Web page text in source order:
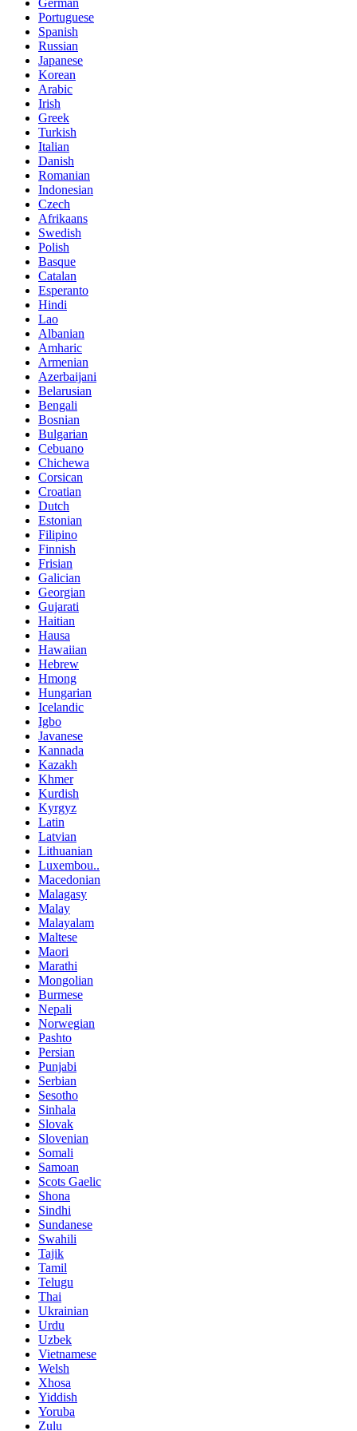
German
Portuguese
Spanish
Russian
Japanese
Korean
Arabic
Irish
Greek
Turkish
Italian
Danish
Romanian
Indonesian
Czech
Afrikaans
Swedish
Polish
Basque
Catalan
Esperanto
Hindi
Lao
Albanian
Amharic
Armenian
Azerbaijani
Belarusian
Bengali
Bosnian
Bulgarian
Cebuano
Chichewa
Corsican
Croatian
Dutch
Estonian
Filipino
Finnish
Frisian
Galician
Georgian
Gujarati
Haitian
Hausa
Hawaiian
Hebrew
Hmong
Hungarian
Icelandic
Igbo
Javanese
Kannada
Kazakh
Khmer
Kurdish
Kyrgyz
Latin
Latvian
Lithuanian
Luxembou..
Macedonian
Malagasy
Malay
Malayalam
Maltese
Maori
Marathi
Mongolian
Burmese
Nepali
Norwegian
Pashto
Persian
Punjabi
Serbian
Sesotho
Sinhala
Slovak
Slovenian
Somali
Samoan
Scots Gaelic
Shona
Sindhi
Sundanese
Swahili
Tajik
Tamil
Telugu
Thai
Ukrainian
Urdu
Uzbek
Vietnamese
Welsh
Xhosa
Yiddish
Yoruba
Zulu